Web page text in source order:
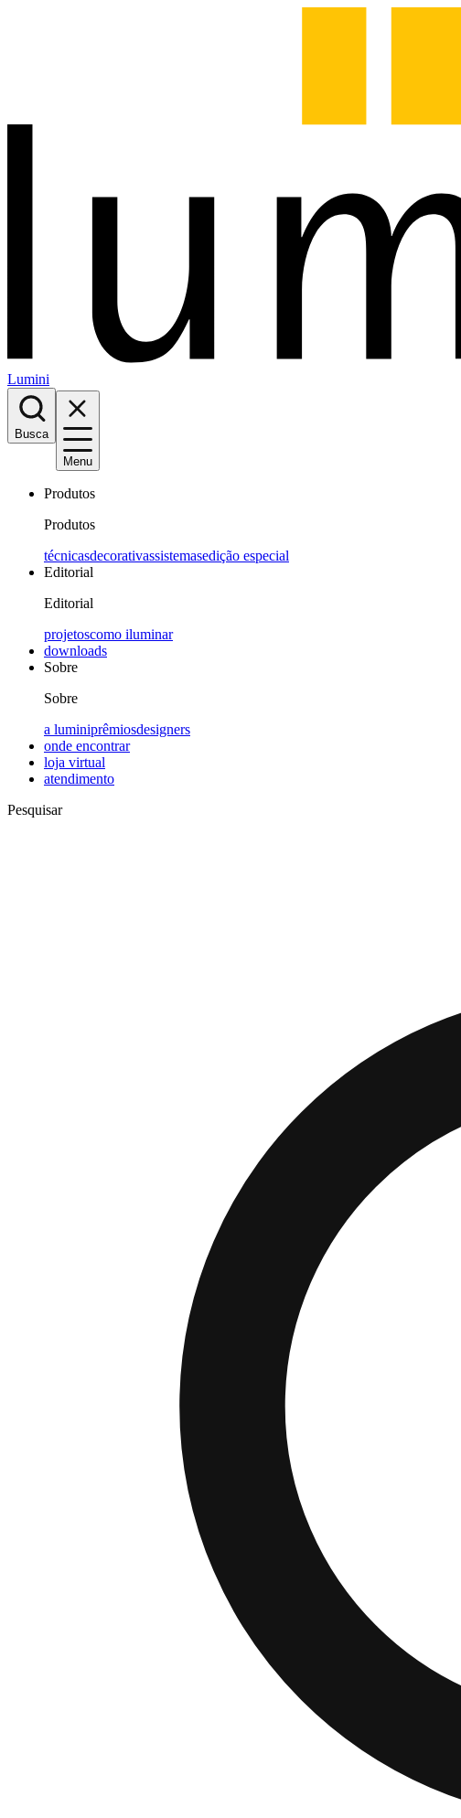
Lumini
Busca
Menu
Produtos
Produtos
técnicasdecorativassistemasedição especial
Editorial
Editorial
projetoscomo iluminar
downloads
Sobre
Sobre
a luminiprêmiosdesigners
onde encontrar
loja virtual
atendimento
Pesquisar